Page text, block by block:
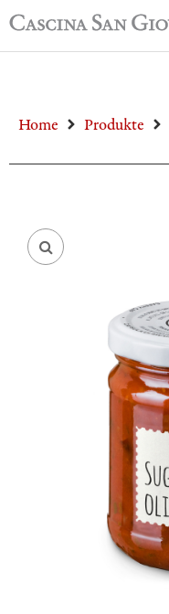
Home Produkte